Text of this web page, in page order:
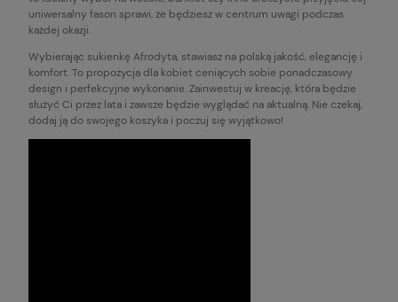
uniwersalny fason sprawi, że będziesz w centrum uwagi podczas
każdej okazji.
Wybierając sukienkę Afrodyta, stawiasz na polską jakość, elegancję i
komfort. To propozycja dla kobiet ceniących sobie ponadczasowy
design i perfekcyjne wykonanie. Zainwestuj w kreację, która będzie
służyć Ci przez lata i zawsze będzie wyglądać na aktualną. Nie czekaj,
dodaj ją do swojego koszyka i poczuj się wyjątkowo!